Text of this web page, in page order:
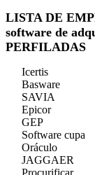
LISTA DE
software de
PERFILADAS
Icertis
Basware
SAVIA
Epicor
GEP
Software cupa
Oráculo
JAGGAER
Procurificar